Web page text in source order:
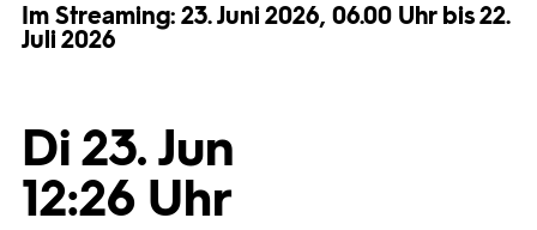
Programmwochen
Im Streaming: 23. Juni 2026, 06.00 Uhr bis 22.
Juli 2026
Di 23. Jun
12:26 Uhr